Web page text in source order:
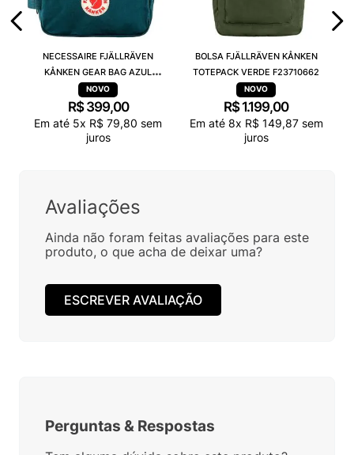
NECESSAIRE FJÄLLRÄVEN
KÅNKEN GEAR BAG AZUL
F25862560
R$ 399,00
Em até 5x R$ 79,80 sem
juros
BOLSA FJÄLLRÄVEN KÅNKEN
TOTEPACK VERDE F23710662
R$ 1.199,00
Em até 8x R$ 149,87sem
juros
Avaliações
Ainda não foram feitas avaliações para este
produto, o que acha de deixar uma?
ESCREVER AVALIAÇÃO
Perguntas & Respostas